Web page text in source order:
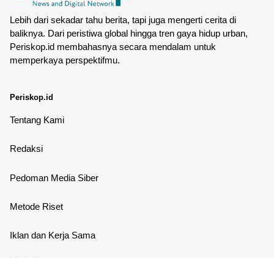
Lebih dari sekadar tahu berita, tapi juga mengerti cerita di
baliknya. Dari peristiwa global hingga tren gaya hidup urban,
Periskop.id membahasnya secara mendalam untuk
memperkaya perspektifmu.
Periskop.id
Tentang Kami
Redaksi
Pedoman Media Siber
Metode Riset
Iklan dan Kerja Sama